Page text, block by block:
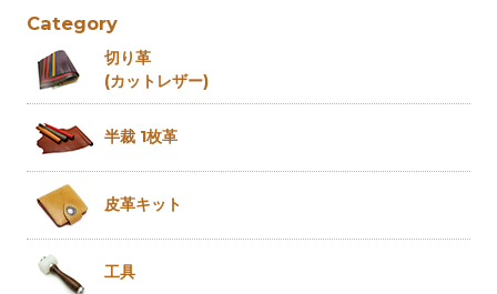
Category
切り革
(カットレザー)
半裁 1枚革
皮革キット
工具